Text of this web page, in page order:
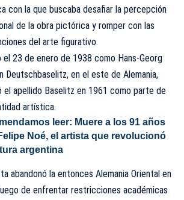
con la que buscaba desafiar la percepción
de la obra pictórica y romper con las
del arte figurativo.
el 23 de enero de 1938 como Hans-Georg
Deutschbaselitz, en el este de Alemania,
el apellido Baselitz en 1961 como parte de
artística.
leer: Muere a los 91 años
Noé, el artista que revolucionó
argentina
abandonó la entonces Alemania Oriental en
de enfrentar restricciones académicas